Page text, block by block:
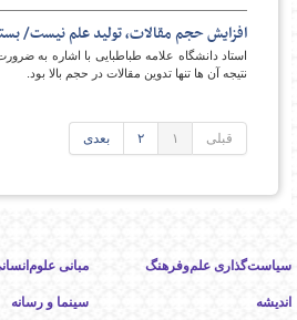
افزایش حجم مقالات، تولید علم نیست/
استاد دانشگاه علامه طباطبایی با اشاره به
نتیجه آن ها تنها تدوین مقالات در حجم بالا بود.
قبلی ۱ ۲ بعدی
سیاست‌گذاری علم‌وفرهنگ مبانی
اندیشه سینما و رسانه